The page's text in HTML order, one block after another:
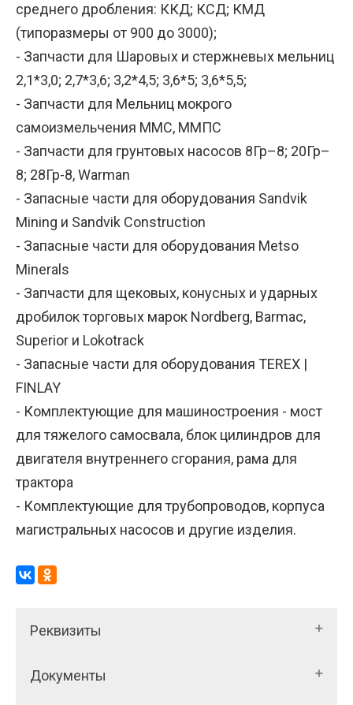
среднего дробления: ККД; КСД; КМД
(типоразмеры от 900 до 3000);
- Запчасти для Шаровых и стержневых мельниц
2,1*3,0; 2,7*3,6; 3,2*4,5; 3,6*5; 3,6*5,5;
- Запчасти для Мельниц мокрого
самоизмельчения ММС, ММПС
- Запчасти для грунтовых насосов 8Гр–8; 20Гр–
8; 28Гр-8, Warman
- Запасные части для оборудования Sandvik
Mining и Sandvik Construction
- Запасные части для оборудования Metso
Minerals
- Запчасти для щековых, конусных и ударных
дробилок торговых марок Nordberg, Barmac,
Superior и Lokotrack
- Запасные части для оборудования TEREX |
FINLAY
- Комплектующие для машиностроения - мост
для тяжелого самосвала, блок цилиндров для
двигателя внутреннего сгорания, рама для
трактора
- Комплектующие для трубопроводов, корпуса
магистральных насосов и другие изделия.
Реквизиты
Документы